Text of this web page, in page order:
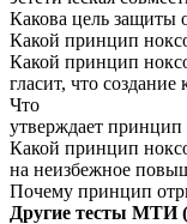
Какова цель защиты
Какой принцип
Какой принцип
гласит, что создание
Что
утверждает принцип
Какой принцип
на неизбежное
Почему принцип
Другие тесты